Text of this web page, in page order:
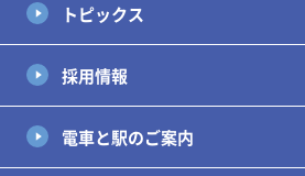
トピックス
採用情報
電車と駅のご案内